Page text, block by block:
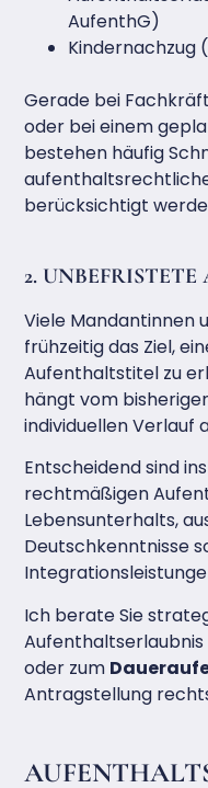
AufenthG)
Kindernachzug
Gerade bei
oder bei einem
bestehen häufig
berücksichtigt
2.
Viele Mandantinnen
frühzeitig das Ziel,
Aufenthaltstitel zu
hängt vom
individuellen Verlauf
Entscheidend sind
rechtmäßigen
Lebensunterhalts,
Deutschkenntnisse
Ich berate Sie
Aufenthaltserlaubnis
oder zum
Antragstellung